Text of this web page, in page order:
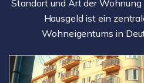
Standort und Art der
Hausgeld ist ein
Wohneigentums in